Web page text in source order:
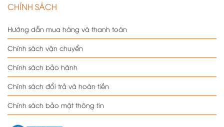
CHÍNH SÁCH
Hướng dẫn mua hàng và thanh toán
Chính sách vận chuyển
Chính sách bảo hành
Chính sách đổi trả và hoàn tiền
Chính sách bảo mật thông tin